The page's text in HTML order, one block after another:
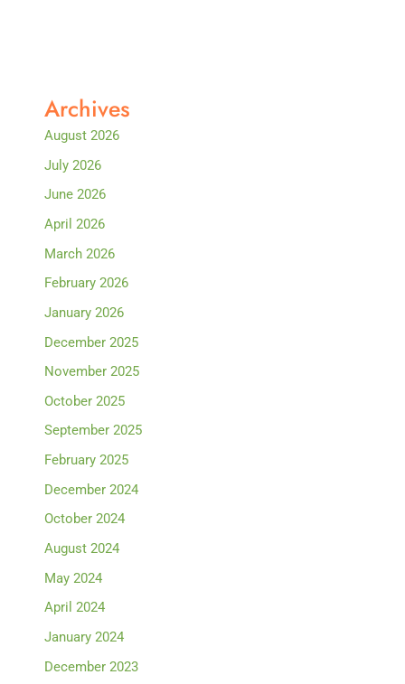
Archives
August 2026
July 2026
June 2026
April 2026
March 2026
February 2026
January 2026
December 2025
November 2025
October 2025
September 2025
February 2025
December 2024
October 2024
August 2024
May 2024
April 2024
January 2024
December 2023